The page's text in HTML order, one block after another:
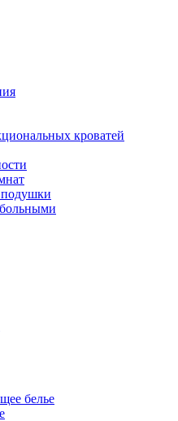
кроватей
белье